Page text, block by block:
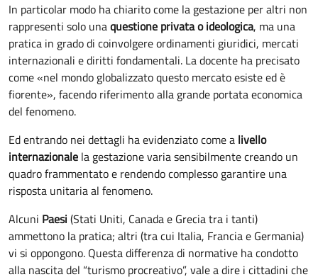
In particolar modo ha chiarito come la gestazione per altri non
rappresenti solo unaquestione privata o ideologica, ma una
pratica in grado di coinvolgere ordinamenti giuridici, mercati
internazionali e diritti fondamentali. La docente ha precisato
come «nel mondo globalizzato questo mercato esiste ed è
fiorente», facendo riferimento alla grande portata economica
del fenomeno.
Ed entrando nei dettagli ha evidenziato come a livello
internazionale la gestazione varia sensibilmente creando un
quadro frammentato e rendendo complesso garantire una
risposta unitaria al fenomeno.
Alcuni Paesi (Stati Uniti, Canada e Grecia tra i tanti)
ammettono la pratica; altri (tra cui Italia, Francia e Germania)
vi si oppongono. Questa differenza di normative ha condotto
alla nascita del “turismo procreativo”, vale a dire i cittadini che